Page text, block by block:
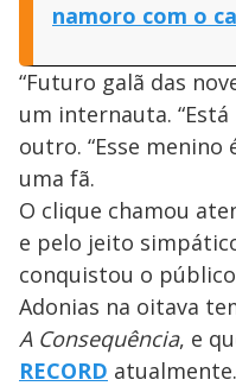
namoro com o
“Futuro galã das
um internauta.
outro. “Esse menino
uma fã.
O clique chamou
e pelo jeito
conquistou o
Adonias na oitava
A Consequência, e
RECORD atualmente.